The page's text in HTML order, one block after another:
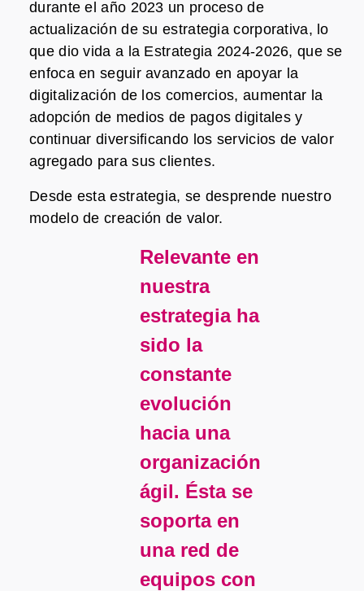
durante el año 2023 un proceso de
actualización de su estrategia corporativa, lo
que dio vida a la Estrategia 2024-2026, que se
enfoca en seguir avanzado en apoyar la
digitalización de los comercios, aumentar la
adopción de medios de pagos digitales y
continuar diversificando los servicios de valor
agregado para sus clientes.
Desde esta estrategia, se desprende nuestro
modelo de creación de valor.
Relevante en
nuestra
estrategia ha
sido la
constante
evolución
hacia una
organización
ágil. Ésta se
soporta en
una red de
equipos con